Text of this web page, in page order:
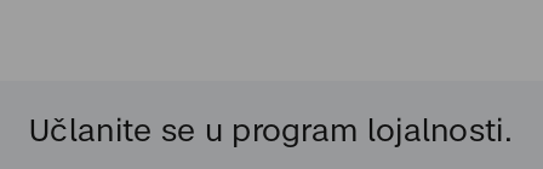
Učlanite se u program lojalnosti.